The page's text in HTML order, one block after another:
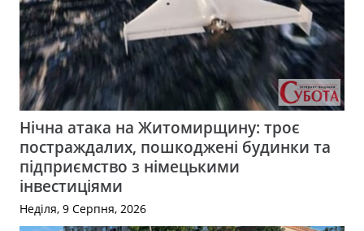
Нічна атака на Житомирщину: троє
постраждалих, пошкоджені будинки та
підприємство з німецькими
інвестиціями
Неділя, 9 Серпня, 2026